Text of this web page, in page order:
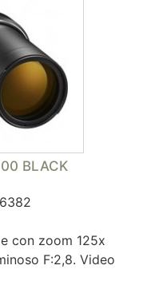
BLACK
con zoom 125x
F:2,8. Video